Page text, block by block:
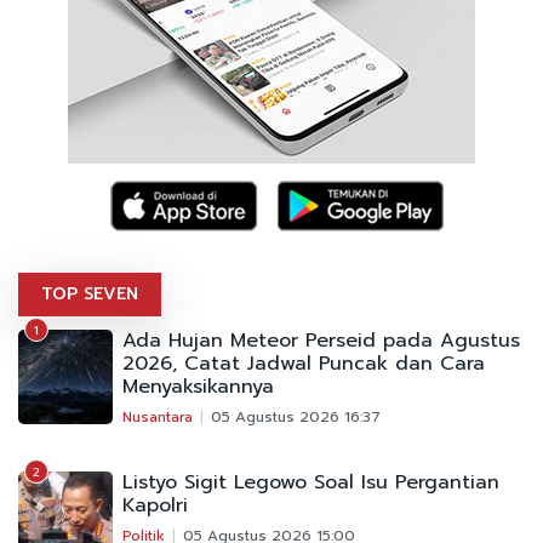
TOP SEVEN
1 Ada Hujan Meteor Perseid pada Agustus
2026, Catat Jadwal Puncak dan Cara
Menyaksikannya
Nusantara 05 Agustus 2026 16:37
2 Listyo Sigit Legowo Soal Isu Pergantian
Kapolri
Politik 05 Agustus 2026 15:00